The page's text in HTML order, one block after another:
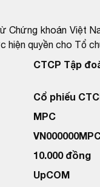
khoán Việt
hiện quyền cho Tổ
CTCP Tập
Cổ phiếu
MPC
10.000 đồng
UpCOM